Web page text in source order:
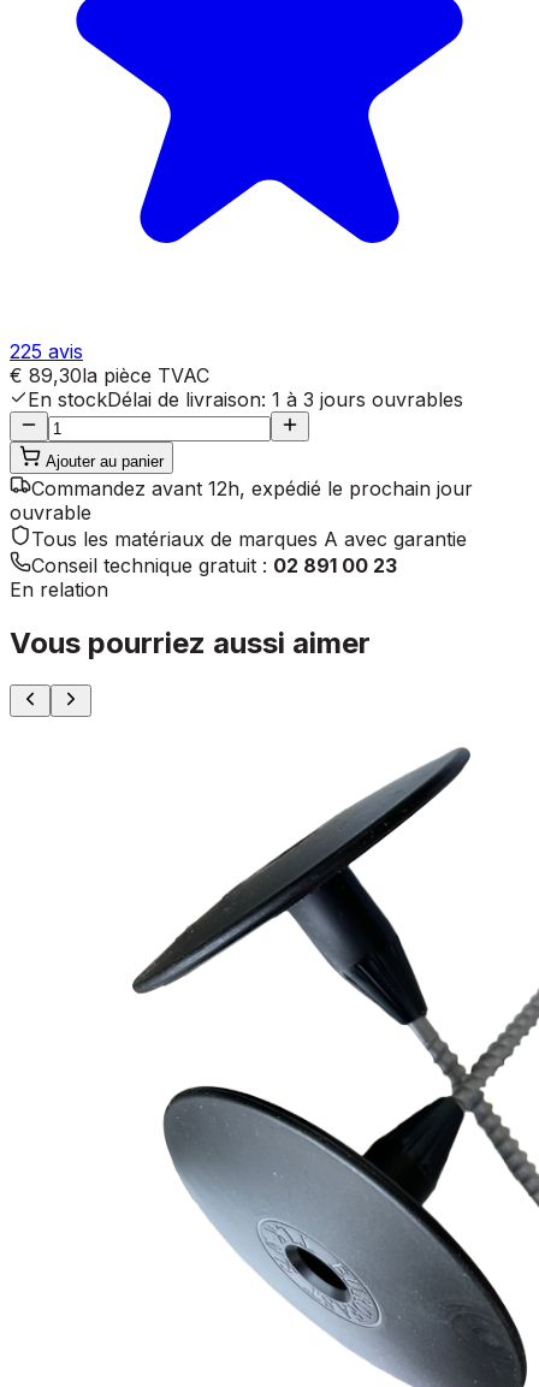
225 avis
€ 89,30la pièce TVAC
En stockDélai de livraison: 1 à 3 jours ouvrables
Ajouter au panier
Commandez avant 12h, expédié le prochain jour
ouvrable
Tous les matériaux de marques A avec garantie
Conseil technique gratuit : 02 891 00 23
En relation
Vous pourriez aussi aimer